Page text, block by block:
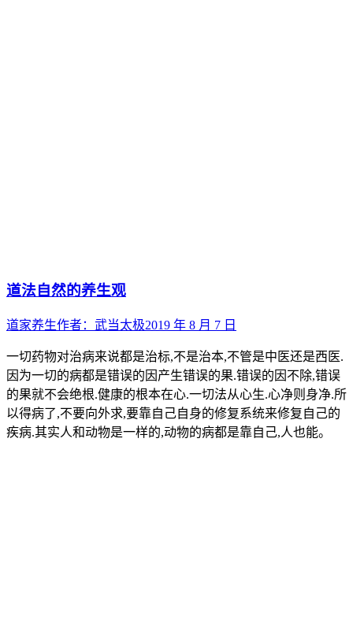
道法自然的养生观
道家养生作者： 武当太极2019 年 8 月 7 日
一切药物对治病来说都是治标,不是治本,不管是中医还是西医.
因为一切的病都是错误的因产生错误的果.错误的因不除,错误
的果就不会绝根.健康的根本在心.一切法从心生.心净则身净.所
以得病了,不要向外求,要靠自己自身的修复系统来修复自己的
疾病.其实人和动物是一样的,动物的病都是靠自己,人也能。